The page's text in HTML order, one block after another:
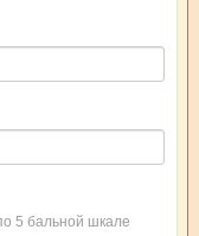
5 бальной шкале